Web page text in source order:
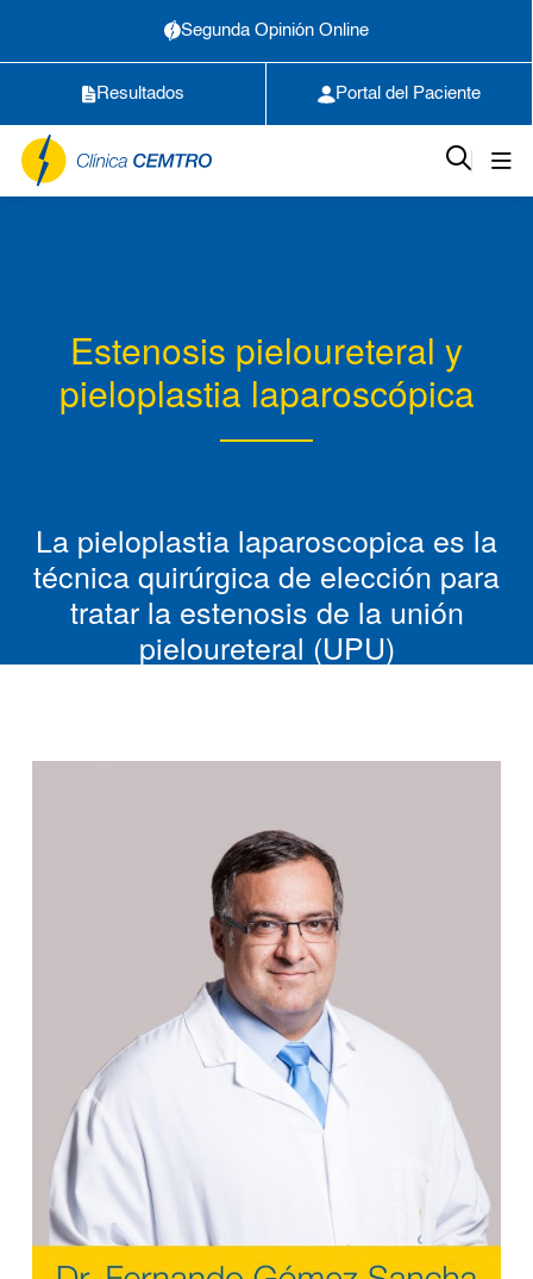
Segunda Opinión Online
Resultados Portal del Paciente
Estenosis pieloureteral y
pieloplastia laparoscópica
La pieloplastia laparoscopica es la
técnica quirúrgica de elección para
tratar la estenosis de la unión
pieloureteral (UPU)